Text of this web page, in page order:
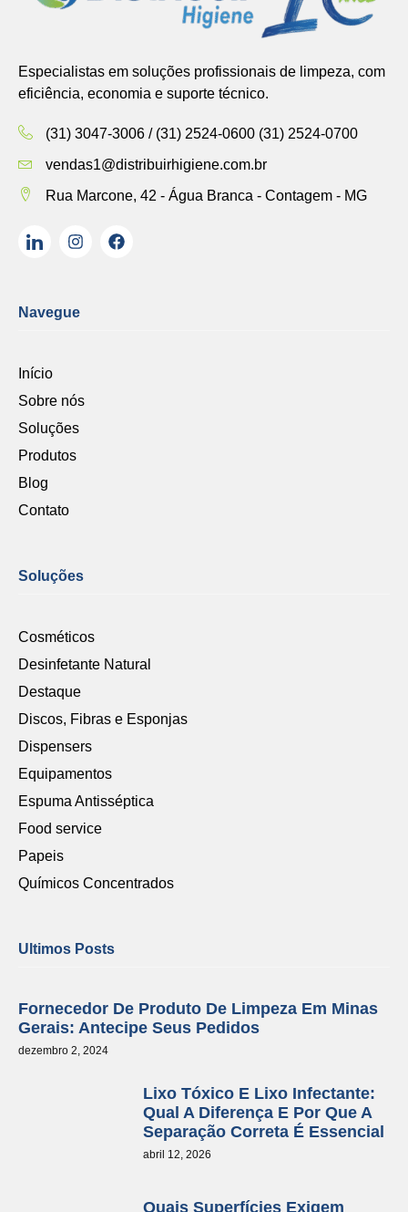
Especialistas em soluções profissionais de limpeza, com
eficiência, economia e suporte técnico.
(31) 3047-3006 / (31) 2524-0600 (31) 2524-0700
vendas1@distribuirhigiene.com.br
Rua Marcone, 42 - Água Branca - Contagem - MG
Navegue
Início
Sobre nós
Soluções
Produtos
Blog
Contato
Soluções
Cosméticos
Desinfetante Natural
Destaque
Discos, Fibras e Esponjas
Dispensers
Equipamentos
Espuma Antisséptica
Food service
Papeis
Químicos Concentrados
Ultimos Posts
Fornecedor De Produto De Limpeza Em Minas
Gerais: Antecipe Seus Pedidos
dezembro 2, 2024
Lixo Tóxico E Lixo Infectante:
Qual A Diferença E Por Que A
Separação Correta É Essencial
abril 12, 2026
Quais Superfícies Exigem